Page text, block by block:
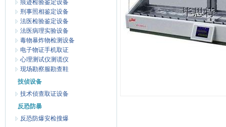
痕迹检验鉴定设备
刑事照相鉴定设备
法医检验鉴定设备
法医病理实验设备
毒物暴炸物检测设备
电子物证手机取证
心理测试仪测谎仪
现场勘察服勘查鞋
技侦设备
技术侦查取证设备
反恐防暴
反恐防爆安检搜爆